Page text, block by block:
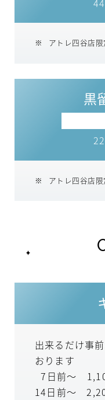
アトレ四谷店限
黒
アトレ四谷店限
出来るだけ事
おります
7日前～
14日前～